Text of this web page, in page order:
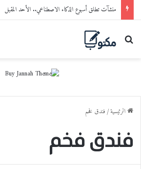
منشآت تطلق أسبوع الذكاء الاصطناعي.. الأحد المقبل
بحث عن
الرئيسية/فندق فخم
فندق فخم